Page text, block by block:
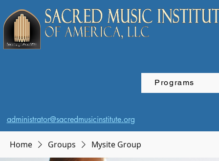
Programs
administrator@sacredmusicinstitute.org
Home Groups Mysite Group